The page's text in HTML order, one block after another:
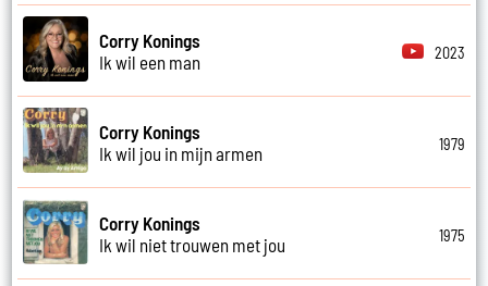
Corry Konings
Ik wil een man
2023
Corry Konings
Ik wil jou in mijn armen
1979
Corry Konings
Ik wil niet trouwen met jou
1975